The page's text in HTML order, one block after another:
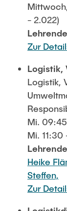
- 2.022)
Zur
Logistik,
Logistik,
Mi.
Mi.
Heike
Steffen,
Zur